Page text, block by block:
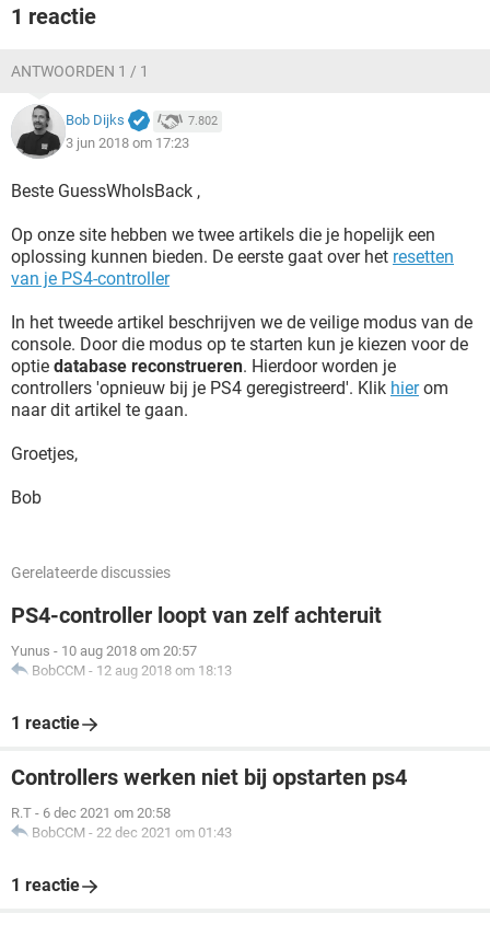
1 reactie
ANTWOORDEN 1 / 1
Bob Dijks 7.802
3 jun 2018 om 17:23
Beste GuessWhoIsBack ,
Op onze site hebben we twee artikels die je hopelijk een
oplossing kunnen bieden. De eerste gaat over het resetten
van je PS4-controller
In het tweede artikel beschrijven we de veilige modus van de
console. Door die modus op te starten kun je kiezen voor de
optie database reconstrueren. Hierdoor worden je
controllers 'opnieuw bij je PS4 geregistreerd'. Klik hierom
naar dit artikel te gaan.
Groetjes,
Bob
Gerelateerde discussies
PS4-controller loopt van zelf achteruit
Yunus - 10 aug 2018 om 20:57
BobCCM - 12 aug 2018 om 18:13
1 reactie
Controllers werken niet bij opstarten ps4
R.T - 6 dec 2021 om 20:58
BobCCM - 22 dec 2021 om 01:43
1 reactie